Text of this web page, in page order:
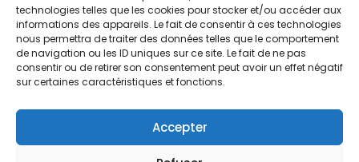
technologies telles que les cookies pour stocker et/ou accéder aux
informations des appareils. Le fait de consentir à ces technologies
nous permettra de traiter des données telles que le comportement
de navigation ou les ID uniques sur ce site. Le fait de ne pas
consentir ou de retirer son consentement peut avoir un effet négatif
sur certaines caractéristiques et fonctions.
Accepter